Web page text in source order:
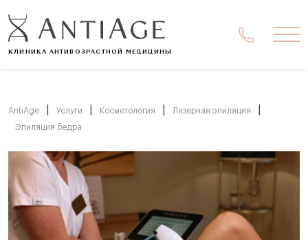
КЛИНИКА АНТИВОЗРАСТНОЙ МЕДИЦИНЫ
AntiAge Услуги Косметология Лазерная эпиляция
Эпиляция бедра